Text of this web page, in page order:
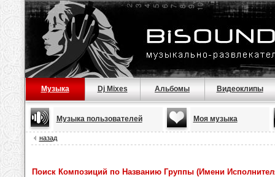
Музыка Dj Mixes Альбомы Видеоклипы
Музыка пользователей Моя музыка
назад
Поиск Композиций по Названию Группы (Имени